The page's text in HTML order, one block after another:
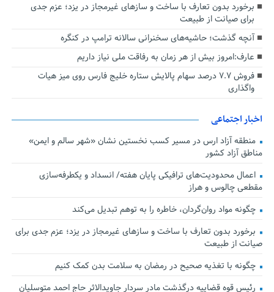
برخورد بدون تعارف با ساخت‌ و سازهای غیرمجاز در یزد؛ عزم جدی
برای صیانت از طبیعت
آنچه گذشت؛ حاشیه‌های سخنرانی سالانه ترامپ در کنگره
عارف:امروز بیش از هر زمان به رفاقت ملی نیاز داریم
فروش ۷.۷ درصد سهام پالایش ستاره خلیج فارس روی میز هیات
واگذاری
اخبار اجتماعی
منطقه آزاد ارس در مسیر کسب نخستین نشان «شهر سالم و ایمن»
مناطق آزاد کشور
اعمال محدودیت‌های ترافیکی پایان هفته/ انسداد و یکطرفه‌سازی
مقطعی چالوس و هراز
چگونه مواد روان‌گردان، خاطره را به توهم تبدیل می‌کند
برخورد بدون تعارف با ساخت‌ و سازهای غیرمجاز در یزد؛ عزم جدی برای
صیانت از طبیعت
چگونه با تغذیه صحیح در رمضان به سلامت بدن کمک کنیم
رئیس قوه قضاییه درگذشت مادر سردار جاویدالاثر حاج احمد متوسلیان